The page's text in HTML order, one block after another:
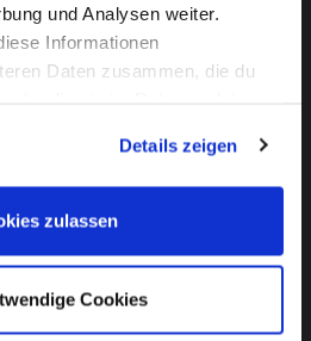
und Analysen weiter.
Informationen
Daten zusammen, die du
Datenschutzerklärung.
Details zeigen
zulassen
Cookies
mbH
26
Verschüsselt und sicher
übertragen.